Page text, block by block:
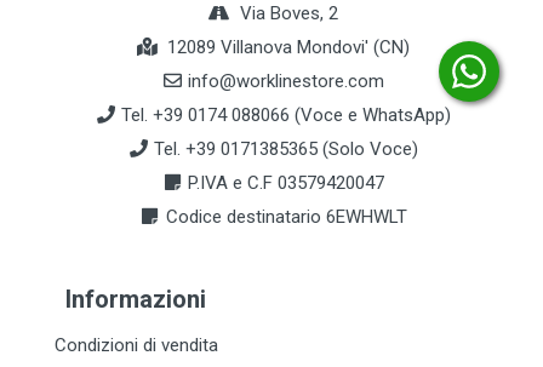
Via Boves, 2
12089 Villanova Mondovi' (CN)
info@worklinestore.com
Tel. +39 0174 088066 (Voce e WhatsApp)
Tel. +39 0171385365 (Solo Voce)
P.IVA e C.F 03579420047
Codice destinatario 6EWHWLT
Informazioni
Condizioni di vendita